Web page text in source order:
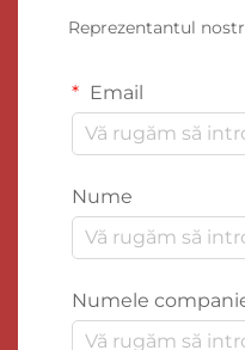
Reprezentantul
Email
Nume
Numele